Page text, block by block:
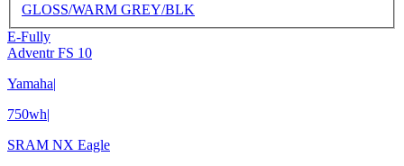
GLOSS/WARM GREY/BLK
E-Fully
Adventr FS 10
Yamaha|
750wh|
SRAM NX Eagle